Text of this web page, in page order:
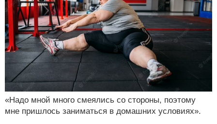
«Надо мной много смеялись со стороны, поэтому
мне пришлось заниматься в домашних условиях».